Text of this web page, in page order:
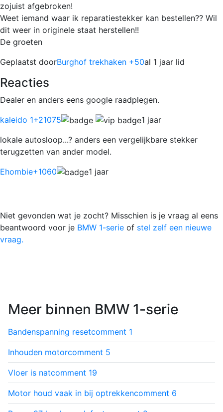
zojuist afgebroken!
Weet iemand waar ik reparatiestekker kan bestellen?? Wil
dit weer in originele staat herstellen!!
De groeten
Geplaatst doorBurghof trekhaken +50al 1 jaar lid
Reacties
Dealer en anders eens google raadplegen.
kaleido 1+21075
1 jaar
lokale autosloop...? anders een vergelijkbare stekker
terugzetten van ander model.
Ehombie+1060 1 jaar
Niet gevonden wat je zocht? Misschien is je vraag al eens
beantwoord voor je BMW 1-serie of stel zelf een nieuwe
vraag.
Meer binnen BMW 1-serie
Bandenspanning resetcomment 1
Inhouden motorcomment 5
Vloer is natcomment 19
Motor houd vaak in bij optrekkencomment 6